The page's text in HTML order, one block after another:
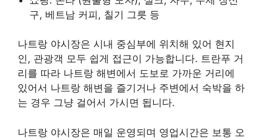
구, 베트남 커피, 칠기 그릇 등
나트랑 야시장은 시내 중심부에 위치해 있어 현지
인, 관광객 모두 쉽게 접근이 가능합니다. 트란푸 거
리를 따라 나트랑 해변에서 도보로 가까운 거리에
있어서 나트랑 해변을 즐기거나 주변에서 숙박을 하
는 경우 그냥 걸어서 가시면 됩니다.
나트랑 야시장은 매일 운영되며 영업시간은 보통 오